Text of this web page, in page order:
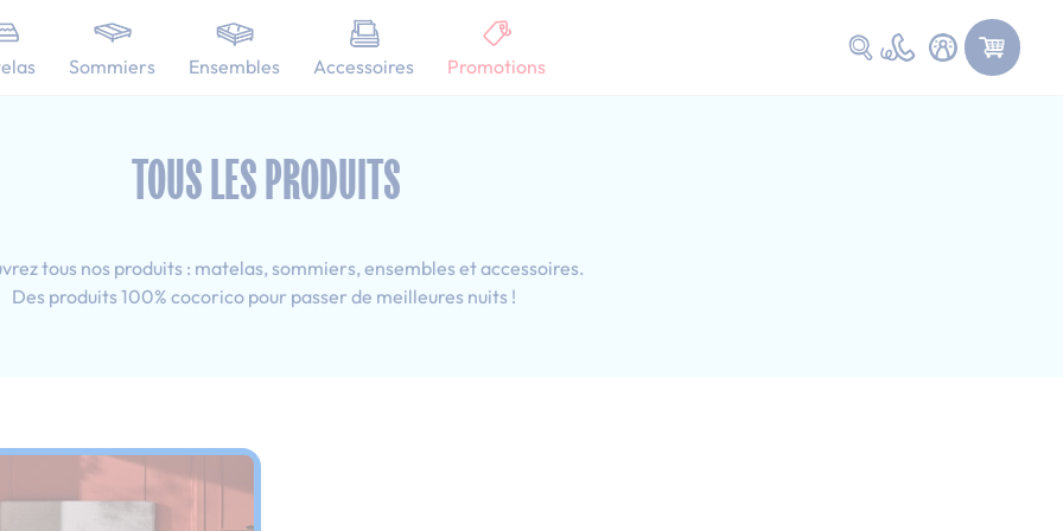
Sommiers Ensembles Accessoires Promotions
Faire une recherche
cm
TOUS LES PRODUITS
tous nos produits : matelas, sommiers, ensembles et accessoires.
Des produits 100% cocorico pour passer de meilleures nuits !